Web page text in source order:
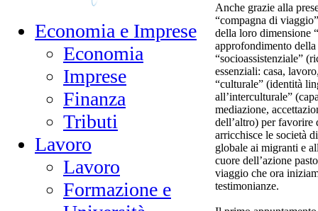
Economia e Imprese
Economia
Imprese
Finanza
Tributi
Lavoro
Lavoro
Formazione e
Anche grazie alla
“compagna di
della loro dimensione
approfondimento
“socioassistenziale”
essenziali: casa,
“culturale” (identità
all’interculturale”
mediazione,
dell’altro) per favorire
arricchisce le società
globale ai migranti e
cuore dell’azione
viaggio che ora
testimonianze.